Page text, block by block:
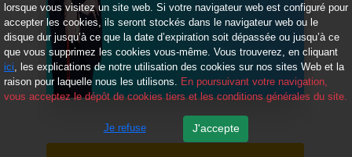
lorsque vous visitez un site web. Si votre navigateur web est configuré pour
accepter les cookies, ils seront stockés dans le navigateur web ou le
disque dur jusqu’à ce que la date d’expiration soit dépassée ou jusqu’à ce
que vous supprimez les cookies vous-même. Vous trouverez, en cliquant
ici, les explications de notre utilisation des cookies sur nos sites Web et la
raison pour laquelle nous les utilisons. En poursuivant votre navigation,
vous acceptez le dépôt de cookies tiers et les conditions générales du site.
Je refuse J'accepte